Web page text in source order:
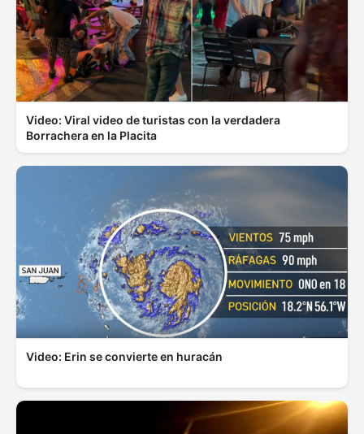
Video: Viral video de turistas con la verdadera
Borrachera en la Placita
Video: Erin se convierte en huracán